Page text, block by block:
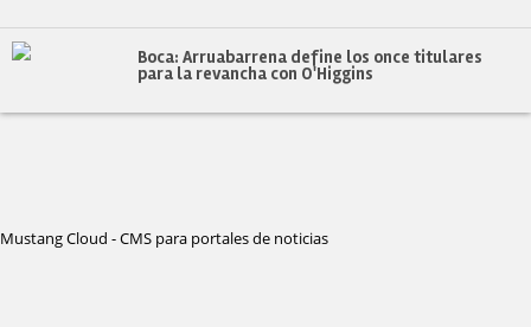
Boca: Arruabarrena define los once titulares
para la revancha con O'Higgins
Mustang Cloud - CMS para portales de noticias